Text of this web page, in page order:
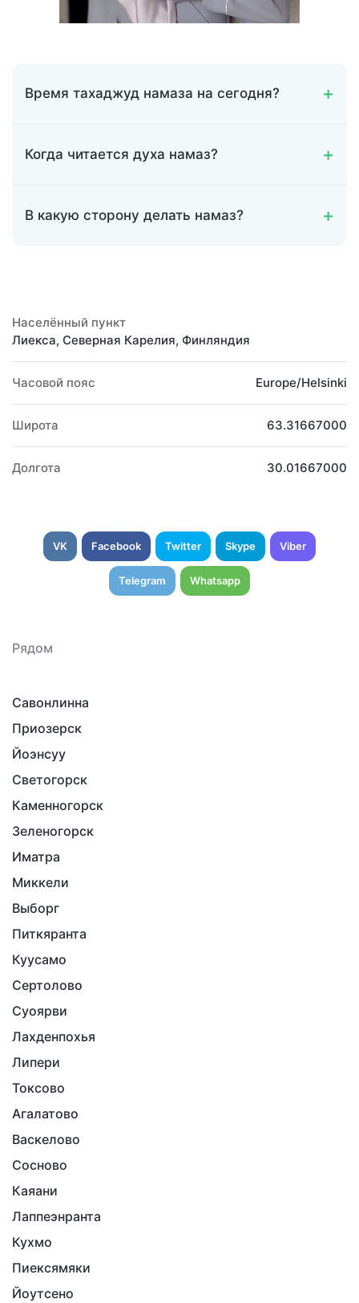
Время тахаджуд намаза на сегодня?
Когда читается духа намаз?
В какую сторону делать намаз?
Населённый пункт
Лиекса, Северная Карелия, Финляндия
Часовой пояс Europe/Helsinki
Широта 63.31667000
Долгота 30.01667000
VK Facebook Twitter Skype Viber
Telegram Whatsapp
Рядом
Савонлинна
Приозерск
Йоэнсуу
Светогорск
Каменногорск
Зеленогорск
Иматра
Миккели
Выборг
Питкяранта
Куусамо
Сертолово
Суоярви
Лахденпохья
Липери
Токсово
Агалатово
Васкелово
Сосново
Каяани
Лаппеэнранта
Кухмо
Пиексямяки
Йоутсено